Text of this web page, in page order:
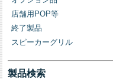
店舗用POP等
終了製品
スピーカーグリル
製品検索